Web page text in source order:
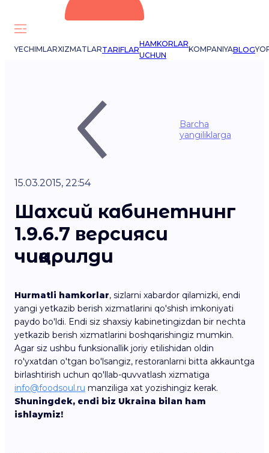
YECHIMLARXIZMATLARTARIFLAR
HAMKORLAR
UCHUN
KOMPANIYABLOG
Barcha
yangiliklarga
15.03.2015, 22:54
Шахсий кабинетнинг
1.9.6.7 версияси
чиқарилди
Hurmatli hamkorlar, sizlarni xabardor qilamizki, endi
yangi yetkazib berish xizmatlarini qo'shish imkoniyati
paydo bo'ldi. Endi siz shaxsiy kabinetingizdan bir nechta
yetkazib berish xizmatlarini boshqarishingiz mumkin.
Agar siz ushbu funksionallik joriy etilishidan oldin
ro'yxatdan o'tgan bo'lsangiz, restoranlarni bitta akkauntga
birlashtirish uchun qo'llab-quvvatlash xizmatiga
info@foodsoul.ru manziliga xat yozishingiz kerak.
Shuningdek, endi biz Ukraina bilan ham
ishlaymiz!